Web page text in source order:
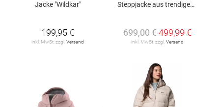
Jacke "Wildkar"
199,95 €
inkl. MwSt. zzgl. Versand
Steppjacke aus trendigem Metallic-Nylon
699,00 €499,99 €
inkl. MwSt. zzgl. Versand